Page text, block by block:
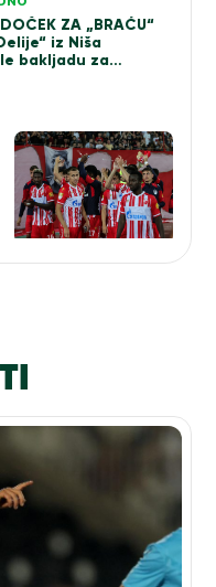
ZA „BRAĆU“
iz Niša
bakljadu za